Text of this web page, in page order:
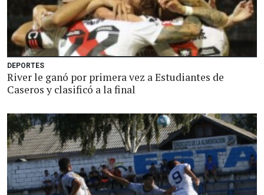
DEPORTES
River le ganó por primera vez a Estudiantes de
Caseros y clasificó a la final